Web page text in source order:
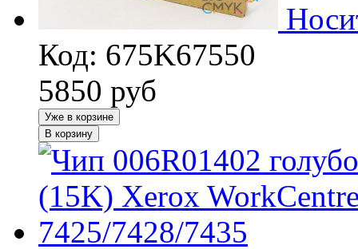
Код: 675K67550
5850 руб
Уже в корзине
В корзину